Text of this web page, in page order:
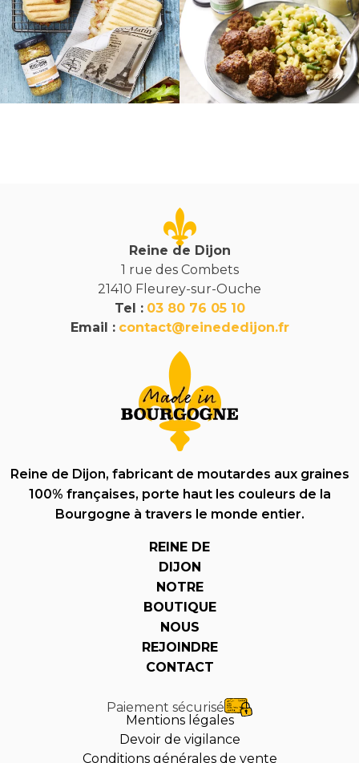
Reine de Dijon
1 rue des Combets
21410 Fleurey-sur-Ouche
Tel : 03 80 76 05 10
Email : contact@reinededijon.fr
Reine de Dijon, fabricant de moutardes aux graines
100% françaises, porte haut les couleurs de la
Bourgogne à travers le monde entier.
REINE DE
DIJON
NOTRE
BOUTIQUE
NOUS
REJOINDRE
CONTACT
Paiement sécurisé
Mentions légales
Devoir de vigilance
Conditions générales de vente